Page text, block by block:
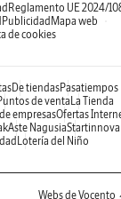
Reglamento UE 2024/
Publicidad Mapa web
de cookies
De tiendasPasatiempos
de ventaLa Tienda
empresasOfertas
Aste NagusiaStartinnova
Lotería del Niño
Webs de Vocento